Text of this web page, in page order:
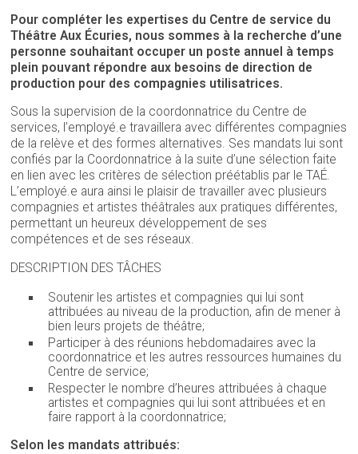
Pour compléter les expertises du Centre de service du
Théâtre Aux Écuries, nous sommes à la recherche d’une
personne souhaitant occuper un poste annuel à temps
plein pouvant répondre aux besoins de direction de
production pour des compagnies utilisatrices.
Sous la supervision de la coordonnatrice du Centre de
services, l’employé.e travaillera avec différentes compagnies
de la relève et des formes alternatives. Ses mandats lui sont
confiés par la Coordonnatrice à la suite d’une sélection faite
en lien avec les critères de sélection préétablis par le TAÉ.
L’employé.e aura ainsi le plaisir de travailler avec plusieurs
compagnies et artistes théâtrales aux pratiques différentes,
permettant un heureux développement de ses
compétences et de ses réseaux.
DESCRIPTION DES TÂCHES
Soutenir les artistes et compagnies qui lui sont
attribuées au niveau de la production, afin de mener à
bien leurs projets de théâtre;
Participer à des réunions hebdomadaires avec la
coordonnatrice et les autres ressources humaines du
Centre de service;
Respecter le nombre d’heures attribuées à chaque
artistes et compagnies qui lui sont attribuées et en
faire rapport à la coordonnatrice;
Selon les mandats attribués: